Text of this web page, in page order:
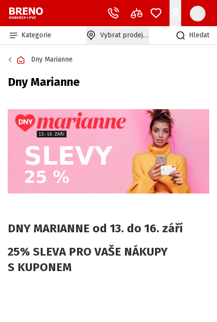
Kategorie Vybrat prodejnu Hledat
Dny Marianne
Dny Marianne
DNY MARIANNE od 13. do 16. září
25% SLEVA PRO VAŠE NÁKUPY
S KUPONEM